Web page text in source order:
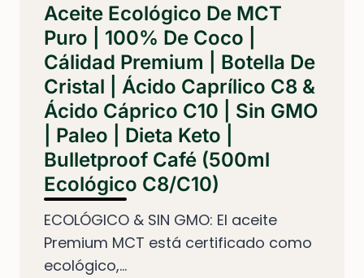
Aceite Ecológico De MCT
Puro | 100% De Coco |
Cálidad Premium | Botella De
Cristal | Ácido Caprílico C8 &
Ácido Cáprico C10 | Sin GMO
| Paleo | Dieta Keto |
Bulletproof Café (500ml
Ecológico C8/C10)
ECOLÓGICO & SIN GMO: El aceite
Premium MCT está certificado como
ecológico,...